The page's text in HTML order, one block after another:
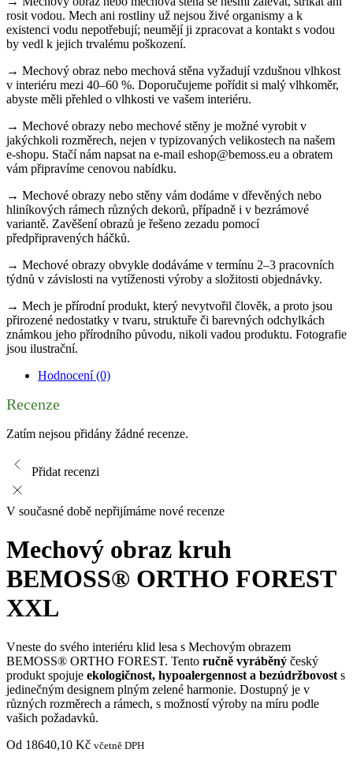
rosit vodou. Mech ani rostliny už nejsou živé organismy a k
existenci vodu nepotřebují; neumějí ji zpracovat a kontakt s vodou
by vedl k jejich trvalému poškození.
→ Mechový obraz nebo mechová stěna vyžadují vzdušnou vlhkost
v interiéru mezi 40–60 %. Doporučujeme pořídit si malý vlhkoměr,
abyste měli přehled o vlhkosti ve vašem interiéru.
→ Mechové obrazy nebo mechové stěny je možné vyrobit v
jakýchkoli rozměrech, nejen v typizovaných velikostech na našem
e-shopu. Stačí nám napsat na e-mail eshop@bemoss.eu a obratem
vám připravíme cenovou nabídku.
→ Mechové obrazy nebo stěny vám dodáme v dřevěných nebo
hliníkových rámech různých dekorů, případně i v bezrámové
variantě. Zavěšení obrazů je řešeno zezadu pomocí
předpřipravených háčků.
→ Mechové obrazy obvykle dodáváme v termínu 2–3 pracovních
týdnů v závislosti na vytíženosti výroby a složitosti objednávky.
→ Mech je přírodní produkt, který nevytvořil člověk, a proto jsou
přirozené nedostatky v tvaru, struktuře či barevných odchylkách
známkou jeho přírodního původu, nikoli vadou produktu. Fotografie
jsou ilustrační.
Hodnocení (0)
Recenze
Zatím nejsou přidány žádné recenze.
Přidat recenzi
V současné době nepřijímáme nové recenze
Mechový obraz kruh
BEMOSS® ORTHO FOREST
XXL
Vneste do svého interiéru klid lesa s Mechovým obrazem
BEMOSS® ORTHO FOREST. Tento ručně vyráběný český
produkt spojuje ekologičnost, hypoalergennost a bezúdržbovost s
jedinečným designem plným zelené harmonie. Dostupný je v
různých rozměrech a rámech, s možností výroby na míru podle
vašich požadavků.
Od 18640,10 Kč včetně DPH